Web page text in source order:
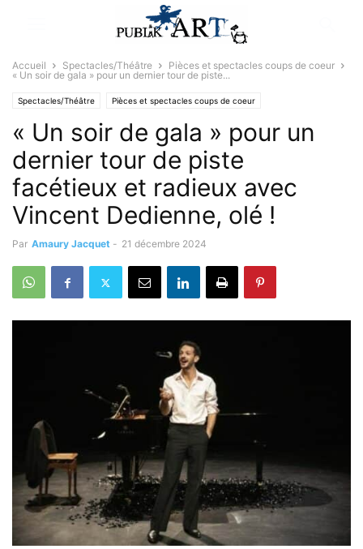
Accueil Spectacles/Théâtre
Pièces et spectacles coups de coeur
« Un soir de gala » pour un dernier tour de piste...
Spectacles/Théâtre Pièces et spectacles coups de coeur
Sélectionné par la rédaction
« Un soir de gala » pour un
dernier tour de piste
facétieux et radieux avec
Vincent Dedienne, olé !
Par Amaury Jacquet - 21 décembre 2024